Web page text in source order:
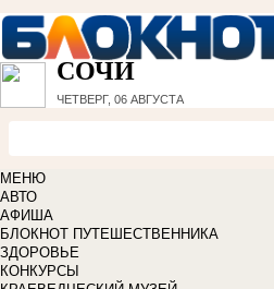
СОЧИ
ЧЕТВЕРГ, 06 АВГУСТА
МЕНЮ
АВТО
АФИША
БЛОКНОТ ПУТЕШЕСТВЕННИКА
ЗДОРОВЬЕ
КОНКУРСЫ